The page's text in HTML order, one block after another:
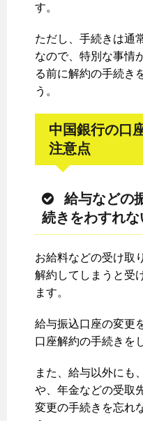
す。
ただし、手続きは通
なので、特別な事情
る前に解約の手続き
う。
中国銀行の口
注意点
給与などの
続きをわすれ
お給料などの受け取
解約してしまうと受
ます。
給与振込口座の変更
口座解約の手続きを
また、給与以外にも
や、年金などの受取
変更の手続きを忘れ